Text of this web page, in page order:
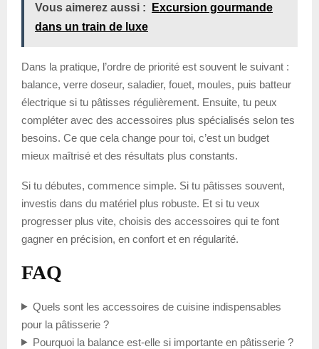
Vous aimerez aussi :
Excursion gourmande
dans un train de luxe
Dans la pratique, l’ordre de priorité est souvent le suivant :
balance, verre doseur, saladier, fouet, moules, puis batteur
électrique si tu pâtisses régulièrement. Ensuite, tu peux
compléter avec des accessoires plus spécialisés selon tes
besoins. Ce que cela change pour toi, c’est un budget
mieux maîtrisé et des résultats plus constants.
Si tu débutes, commence simple. Si tu pâtisses souvent,
investis dans du matériel plus robuste. Et si tu veux
progresser plus vite, choisis des accessoires qui te font
gagner en précision, en confort et en régularité.
FAQ
Quels sont les accessoires de cuisine indispensables
pour la pâtisserie ?
Pourquoi la balance est-elle si importante en pâtisserie ?